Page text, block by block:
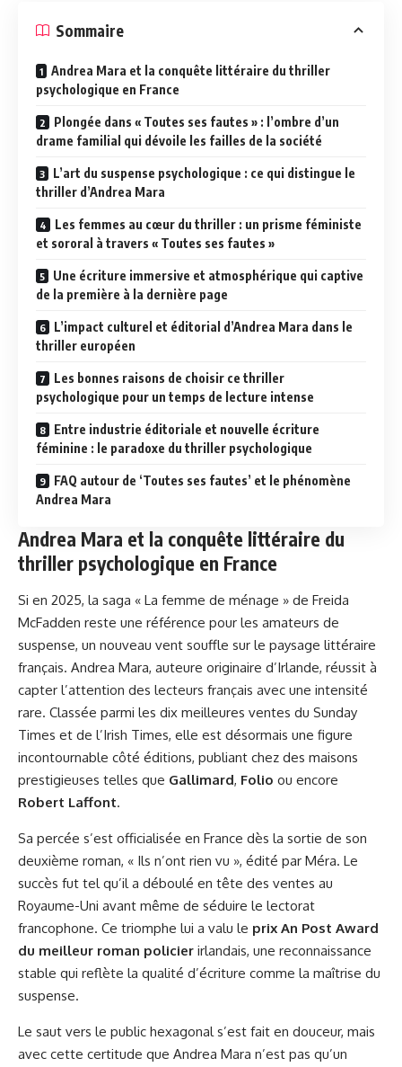
Sommaire
Andrea Mara et la conquête littéraire du thriller
psychologique en France
Plongée dans « Toutes ses fautes » : l’ombre d’un
drame familial qui dévoile les failles de la société
L’art du suspense psychologique : ce qui distingue le
thriller d’Andrea Mara
Les femmes au cœur du thriller : un prisme féministe
et sororal à travers « Toutes ses fautes »
Une écriture immersive et atmosphérique qui captive
de la première à la dernière page
L’impact culturel et éditorial d’Andrea Mara dans le
thriller européen
Les bonnes raisons de choisir ce thriller
psychologique pour un temps de lecture intense
Entre industrie éditoriale et nouvelle écriture
féminine : le paradoxe du thriller psychologique
FAQ autour de ‘Toutes ses fautes’ et le phénomène
Andrea Mara
Andrea Mara et la conquête littéraire du
thriller psychologique en France
Si en 2025, la saga « La femme de ménage » de Freida
McFadden reste une référence pour les amateurs de
suspense, un nouveau vent souffle sur le paysage littéraire
français. Andrea Mara, auteure originaire d’Irlande, réussit à
capter l’attention des lecteurs français avec une intensité
rare. Classée parmi les dix meilleures ventes du Sunday
Times et de l’Irish Times, elle est désormais une figure
incontournable côté éditions, publiant chez des maisons
prestigieuses telles que Gallimard, Folio ou encore
Robert Laffont.
Sa percée s’est officialisée en France dès la sortie de son
deuxième roman, « Ils n’ont rien vu », édité par Méra. Le
succès fut tel qu’il a déboulé en tête des ventes au
Royaume-Uni avant même de séduire le lectorat
francophone. Ce triomphe lui a valu le prix An Post Award
du meilleur roman policier irlandais, une reconnaissance
stable qui reflète la qualité d’écriture comme la maîtrise du
suspense.
Le saut vers le public hexagonal s’est fait en douceur, mais
avec cette certitude que Andrea Mara n’est pas qu’un